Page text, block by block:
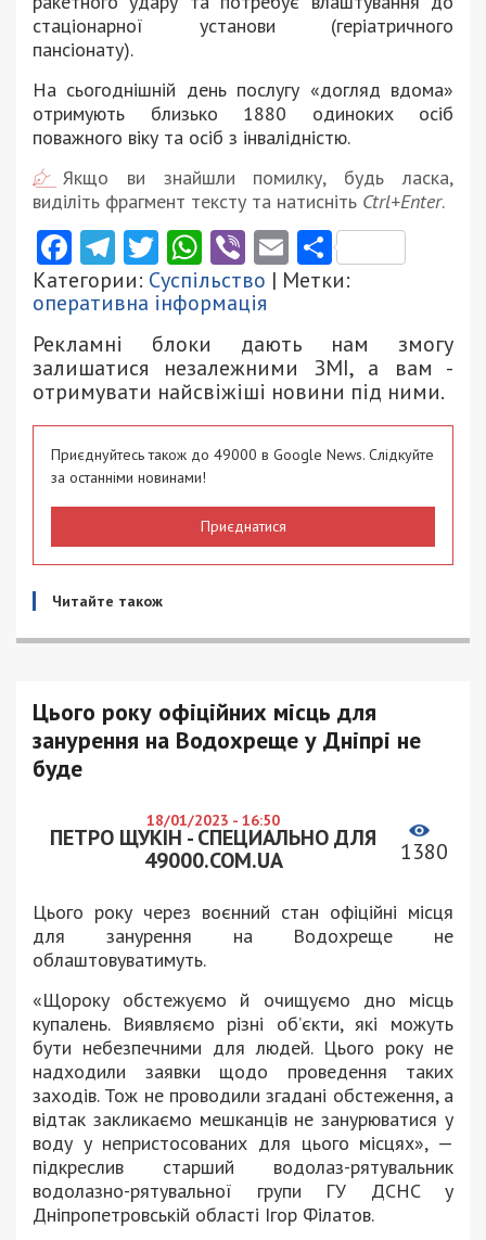
стаціонарної установи (геріатричного
пансіонату).
На сьогоднішній день послугу «догляд вдома»
отримують близько 1880 одиноких осіб
поважного віку та осіб з інвалідністю.
Якщо ви знайшли помилку, будь ласка,
виділіть фрагмент тексту та натисніть Ctrl+Enter.
Facebook
Telegram
Twitter
WhatsApp
ViberEmail
Категории: Суспільство | Метки:
оперативна інформація
Рекламні блоки дають нам змогу
залишатися незалежними ЗМІ, а вам -
отримувати найсвіжіші новини під ними.
Приєднуйтесь також до 49000 в Google News. Слідкуйте
за останніми новинами!
Приєднатися
Читайте також
Цього року офіційних місць для
занурення на Водохреще у Дніпрі не
буде
18/01/2023 - 16:50
ПЕТРО ЩУКІН - СПЕЦИАЛЬНО ДЛЯ
49000.COM.UA
1380
Цього року через воєнний стан офіційні місця
для занурення на Водохреще не
облаштовуватимуть.
«Щороку обстежуємо й очищуємо дно місць
купалень. Виявляємо різні об’єкти, які можуть
бути небезпечними для людей. Цього року не
надходили заявки щодо проведення таких
заходів. Тож не проводили згадані обстеження, а
відтак закликаємо мешканців не занурюватися у
воду у непристосованих для цього місцях», —
підкреслив старший водолаз-рятувальник
водолазно-рятувальної групи ГУ ДСНС у
Дніпропетровській області Ігор Філатов.